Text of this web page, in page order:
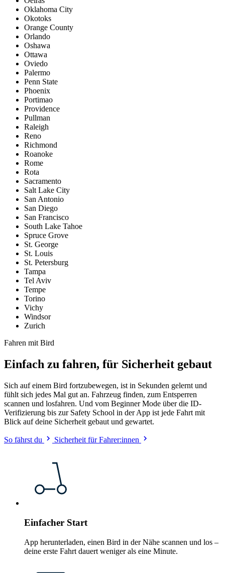
Oklahoma City
Okotoks
Orange County
Orlando
Oshawa
Ottawa
Oviedo
Palermo
Penn State
Phoenix
Portimao
Providence
Pullman
Raleigh
Reno
Richmond
Roanoke
Rome
Rota
Sacramento
Salt Lake City
San Antonio
San Diego
San Francisco
South Lake Tahoe
Spruce Grove
St. George
St. Louis
St. Petersburg
Tampa
Tel Aviv
Tempe
Torino
Vichy
Windsor
Zurich
Fahren mit Bird
Einfach zu fahren, für Sicherheit gebaut
Sich auf einem Bird fortzubewegen, ist in Sekunden gelernt und
fühlt sich jedes Mal gut an. Fahrzeug finden, zum Entsperren
scannen und losfahren. Und vom Beginner Mode über die ID-
Verifizierung bis zur Safety School in der App ist jede Fahrt mit
Blick auf deine Sicherheit gebaut und gewartet.
So fährst du Sicherheit für Fahrer:innen
Einfacher Start
App herunterladen, einen Bird in der Nähe scannen und los –
deine erste Fahrt dauert weniger als eine Minute.